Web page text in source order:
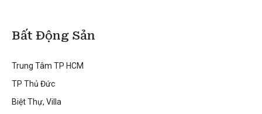
Bất Động Sản
Trung Tâm TP HCM
TP Thủ Đức
Biệt Thự, Villa